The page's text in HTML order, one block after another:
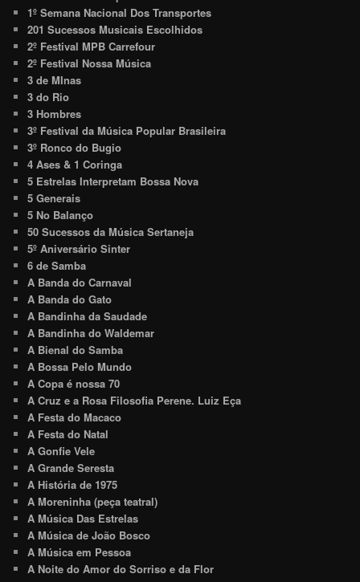
1º Semana Nacional Dos Transportes
201 Sucessos Musicais Escolhidos
2º Festival MPB Carrefour
2º Festival Nossa Música
3 de MInas
3 do Rio
3 Hombres
3º Festival da Música Popular Brasileira
3º Ronco do Bugio
4 Ases & 1 Coringa
5 Estrelas Interpretam Bossa Nova
5 Generais
5 No Balanço
50 Sucessos da Música Sertaneja
5º Aniversário Sinter
6 de Samba
A Banda do Carnaval
A Banda do Gato
A Bandinha da Saudade
A Bandinha do Waldemar
A Bienal do Samba
A Bossa Pelo Mundo
A Copa é nossa 70
A Cruz e a Rosa Filosofia Perene. Luiz Eça
A Festa do Macaco
A Festa do Natal
A Gonfie Vele
A Grande Seresta
A História de 1975
A Moreninha (peça teatral)
A Música Das Estrelas
A Música de João Bosco
A Música em Pessoa
A Noite do Amor do Sorriso e da Flor